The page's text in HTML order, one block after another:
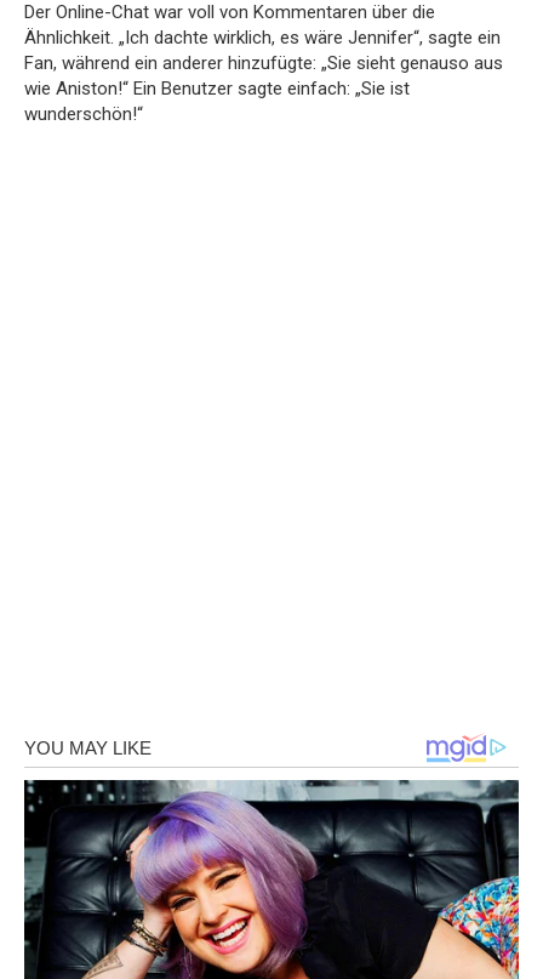
Der Online-Chat war voll von Kommentaren über die
Ähnlichkeit. „Ich dachte wirklich, es wäre Jennifer“, sagte ein
Fan, während ein anderer hinzufügte: „Sie sieht genauso aus
wie Aniston!“ Ein Benutzer sagte einfach: „Sie ist
wunderschön!“